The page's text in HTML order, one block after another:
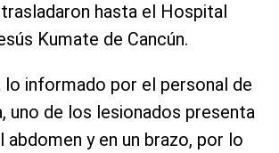
hasta el Hospital
Kumate de Cancún.
lo informado por el personal de
uno de los lesionados presenta
abdomen y en un brazo, por lo